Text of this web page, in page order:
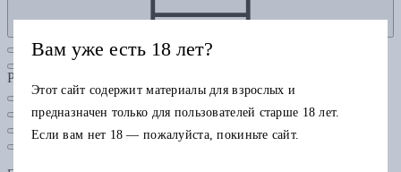
Рубрики
Вам уже есть 18 лет?
Этот сайт содержит материалы для взрослых и
предназначен только для пользователей старше 18 лет.
Если вам нет 18 — пожалуйста, покиньте сайт.